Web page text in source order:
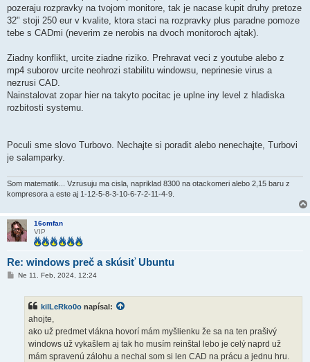
pozeraju rozpravky na tvojom monitore, tak je nacase kupit druhy pretoze
32" stoji 250 eur v kvalite, ktora staci na rozpravky plus paradne pomoze
tebe s CADmi (neverim ze nerobis na dvoch monitoroch ajtak).
Ziadny konflikt, urcite ziadne riziko. Prehravat veci z youtube alebo z
mp4 suborov urcite neohrozi stabilitu windowsu, neprinesie virus a
nezrusi CAD.
Nainstalovat zopar hier na takyto pocitac je uplne iny level z hladiska
rozbitosti systemu.
Poculi sme slovo Turbovo. Nechajte si poradit alebo nenechajte, Turbovi
je salamparky.
Som matematik... Vzrusuju ma cisla, napriklad 8300 na otackomeri alebo 2,15 baru z
kompresora a este aj 1-12-5-8-3-10-6-7-2-11-4-9.
16cmfan
VIP
Re: windows preč a skúsiť Ubuntu
PNe 11. Feb, 2024, 12:24
kilLeRko0o napísal:
ahojte,
ako už predmet vlákna hovorí mám myšlienku že sa na ten prašivý
windows už vykašlem aj tak ho musím reinštal lebo je celý naprd už
mám spravenú zálohu a nechal som si len CAD na prácu a jednu hru.